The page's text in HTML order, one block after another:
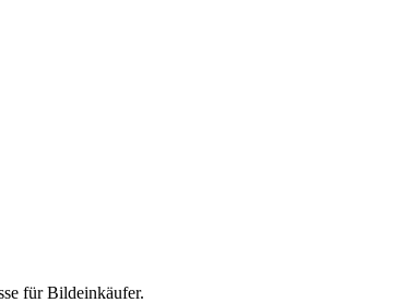
für Bildeinkäufer.